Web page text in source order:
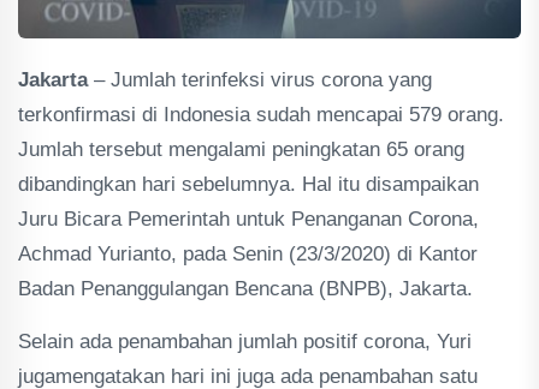
Jakarta – Jumlah terinfeksi virus corona yang
terkonfirmasi di Indonesia sudah mencapai 579 orang.
Jumlah tersebut mengalami peningkatan 65 orang
dibandingkan hari sebelumnya. Hal itu disampaikan
Juru Bicara Pemerintah untuk Penanganan Corona,
Achmad Yurianto, pada Senin (23/3/2020) di Kantor
Badan Penanggulangan Bencana (BNPB), Jakarta.
Selain ada penambahan jumlah positif corona, Yuri
jugamengatakan hari ini juga ada penambahan satu